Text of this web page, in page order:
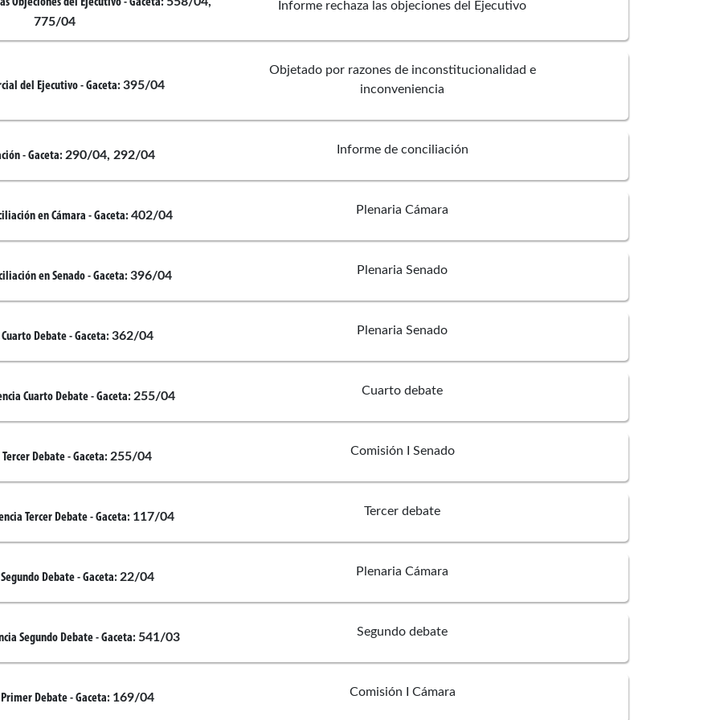
775/04
Informe rechaza las objeciones del Ejecutivo
Camargo
del Ejecutivo- Gaceta: 395/04
Objetado por razones de inconstitucionalidad e
inconveniencia
- Gaceta: 290/04, 292/04 Informe de conciliación
en Cámara - Gaceta: 402/04 Plenaria Cámara
en Senado- Gaceta: 396/04 Plenaria Senado
Debate- Gaceta: 362/04 Plenaria Senado
Cuarto Debate- Gaceta: 255/04 Cuarto debate
Debate- Gaceta: 255/04 Comisión I Senado
Tercer Debate- Gaceta: 117/04 Tercer debate
Debate- Gaceta: 22/04 Plenaria Cámara
Segundo Debate- Gaceta: 541/03 Segundo debate
Debate- Gaceta: 169/04 Comisión I Cámara